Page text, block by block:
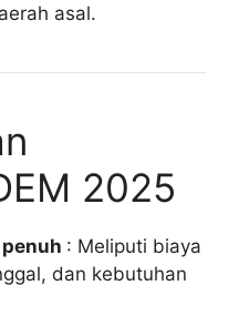
asal.
2025
: Meliputi biaya
dan kebutuhan